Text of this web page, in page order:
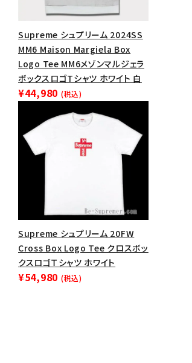
Supreme シュプリーム 2024SS
MM6 Maison Margiela Box
Logo Tee MM6メゾンマルジェラ
ボックスロゴTシャツ ホワイト 白
¥44,980 (税込)
Supreme シュプリーム 20FW
Cross Box Logo Tee クロスボッ
クスロゴＴシャツ ホワイト
¥54,980 (税込)